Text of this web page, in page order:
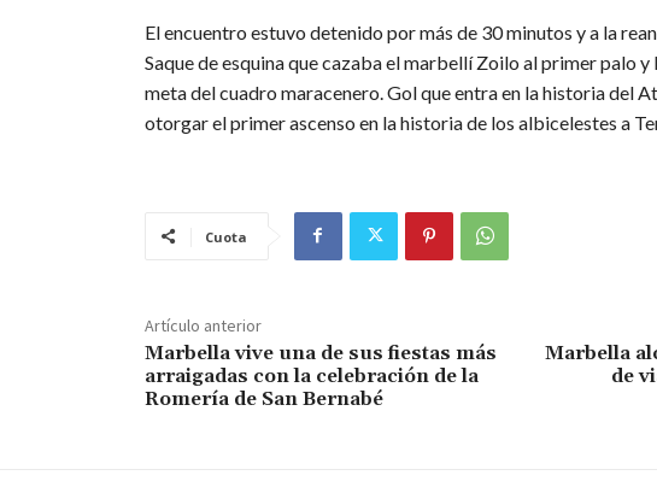
El encuentro estuvo detenido por más de 30 minutos y a la
Saque de esquina que cazaba el marbellí Zoilo al primer palo
meta del cuadro maracenero. Gol que entra en la historia del
otorgar el primer ascenso en la historia de los albicelestes a
Cuota
Artículo anterior
Marbella vive una de sus fiestas más
arraigadas con la celebración de la
Romería de San Bernabé
Marbella
de